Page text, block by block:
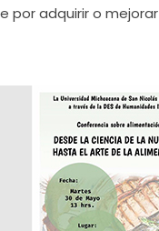
por adquirir o